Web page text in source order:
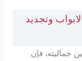
وتجديد
جماليته، فإن